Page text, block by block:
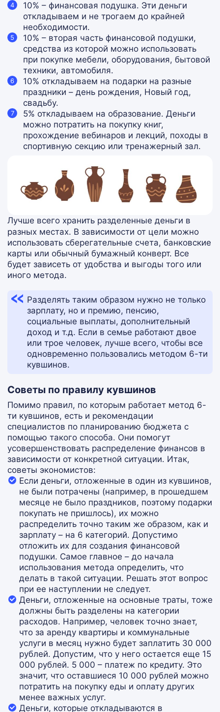
10% – финансовая подушка. Эти деньги
откладываем и не трогаем до крайней
необходимости.
10% – вторая часть финансовой подушки,
средства из которой можно использовать
при покупке мебели, оборудования, бытовой
техники, автомобиля.
10% откладываем на подарки на разные
праздники – день рождения, Новый год,
свадьбу.
5% откладываем на образование. Деньги
можно потратить на покупку книг,
прохождение вебинаров и лекций, походы в
спортивную секцию или тренажерный зал.
Лучше всего хранить разделенные деньги в
разных местах. В зависимости от цели можно
использовать сберегательные счета, банковские
карты или обычный бумажный конверт. Все
будет зависеть от удобства и выгоды того или
иного метода.
Разделять таким образом нужно не только
зарплату, но и премию, пенсию,
социальные выплаты, дополнительный
доход и т.д. Если в семье работают двое
или трое человек, лучше всего, чтобы все
одновременно пользовались методом 6-ти
кувшинов.
Советы по правилу кувшинов
Помимо правил, по которым работает метод 6-
ти кувшинов, есть и рекомендации
специалистов по планированию бюджета с
помощью такого способа. Они помогут
усовершенствовать распределение финансов в
зависимости от конкретной ситуации. Итак,
советы экономистов:
Если деньги, отложенные в один из кувшинов,
не были потрачены (например, в прошедшем
месяце не было праздников, поэтому подарки
покупать не пришлось), их можно
распределить точно таким же образом, как и
зарплату – на 6 категорий. Допустимо
отложить их для создания финансовой
подушки. Самое главное – до начала
использования метода определить, что
делать в такой ситуации. Решать этот вопрос
при ее наступлении не следует.
Деньги, отложенные на основные траты, тоже
должны быть разделены на категории
расходов. Например, человек точно знает,
что за аренду квартиры и коммунальные
услуги в месяц нужно будет заплатить 30 000
рублей. Допустим, что у него остается еще 15
000 рублей. 5 000 – платеж по кредиту. Это
значит, что оставшиеся 10 000 рублей можно
потратить на покупку еды и оплату других
менее важных услуг.
Деньги, которые откладываются в